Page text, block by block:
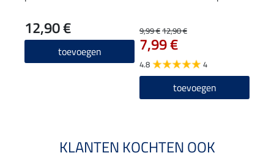
12,90 €
toevoegen
9,99 €12,90 €
7,99 €
4.8 4
toevoegen
KLANTEN KOCHTEN OOK